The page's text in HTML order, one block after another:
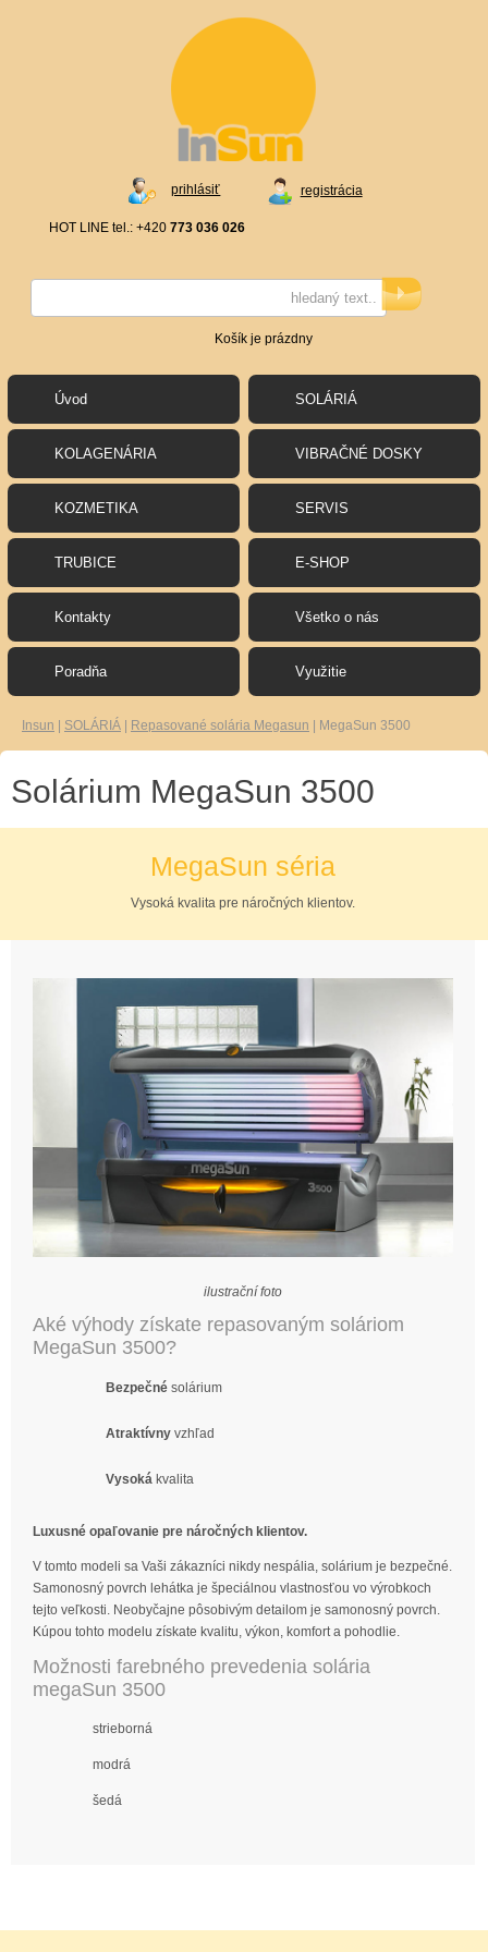
registrácia
prihlásiť
HOT LINE tel.: +420 773 036 026
Košík je prázdny
Úvod SOLÁRIÁ
KOLAGENÁRIA VIBRAČNÉ DOSKY
KOZMETIKA SERVIS
TRUBICE E-SHOP
Kontakty Všetko o nás
Poradňa Využitie
Insun SOLÁRIÁ Repasované solária Megasun MegaSun 3500
Solárium MegaSun 3500
MegaSun séria
Vysoká kvalita pre náročných klientov.
ilustrační foto
Aké výhody získate repasovaným soláriom
MegaSun 3500?
Bezpečné solárium
Atraktívny vzhľad
Vysoká kvalita
Luxusné opaľovanie pre náročných klientov.
V tomto modeli sa Vaši zákazníci nikdy nespália, solárium je bezpečné.
Samonosný povrch lehátka je špeciálnou vlastnosťou vo výrobkoch
tejto veľkosti. Neobyčajne pôsobivým detailom je samonosný povrch.
Kúpou tohto modelu získate kvalitu, výkon, komfort a pohodlie.
Možnosti farebného prevedenia solária
megaSun 3500
strieborná
modrá
šedá